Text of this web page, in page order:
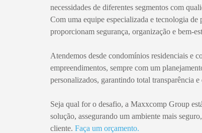
necessidades de diferentes segmentos com
Com uma equipe especializada e tecnologia de
proporcionam segurança, organização e bem-
Atendemos desde condomínios residenciais e
empreendimentos, sempre com um
personalizados, garantindo total transparência e
Seja qual for o desafio, a Maxxcomp Group
solução, assegurando um ambiente mais
cliente. Faça um orçamento.